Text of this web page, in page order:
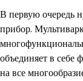
В первую очередь
прибор.
объединяет в себе
на все